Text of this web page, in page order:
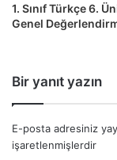
1. Sınıf Türkçe 6.
Genel
Bir yanıt yazın
E-posta adresiniz
işaretlenmişlerdir